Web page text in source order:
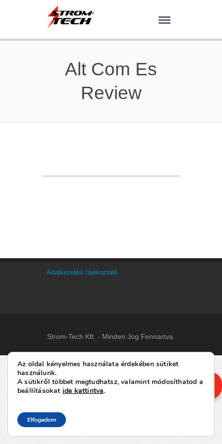
Alt Com Es
Review
Adatkezelési tájékoztató
Strom-Tech Kft. - Minden Jog Fennartva.
Az oldal kényelmes használata érdekében sütiket
használunk.
A sütikről többet megtudhatsz, valamint módosíthatod a
beállításokat ide kattintva.
Elfogadom
AJÁNLATKÉRÉS